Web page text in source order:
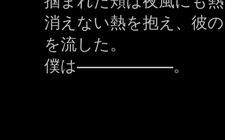
消えない熱を抱え、彼
を流した。
僕は
。